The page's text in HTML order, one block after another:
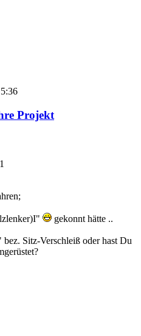
Projekt
gekonnt hätte ..
Sitz-Verschleiß oder hast Du